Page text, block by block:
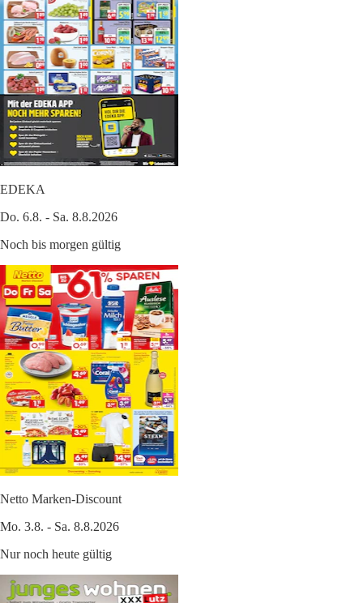
EDEKA
Do. 6.8. - Sa. 8.8.2026
Noch bis morgen gültig
Netto Marken-Discount
Mo. 3.8. - Sa. 8.8.2026
Nur noch heute gültig